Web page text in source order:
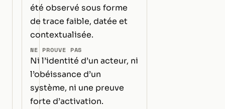
été observé sous forme
de trace faible, datée et
contextualisée.
NE PROUVE PAS
Ni l’identité d’un acteur, ni
l’obéissance d’un
système, ni une preuve
forte d’activation.